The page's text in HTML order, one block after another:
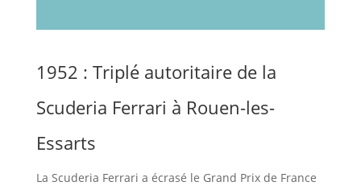
1952 : Triplé autoritaire de la
Scuderia Ferrari à Rouen-les-
Essarts
La Scuderia Ferrari a écrasé le Grand Prix de France